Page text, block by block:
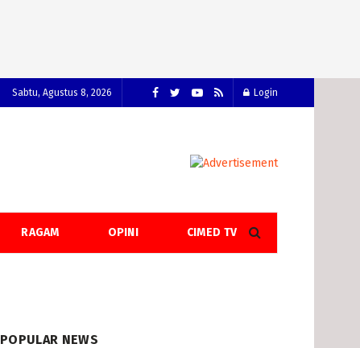
Sabtu, Agustus 8, 2026 Login
RAGAM OPINI CIMED TV
POPULAR NEWS